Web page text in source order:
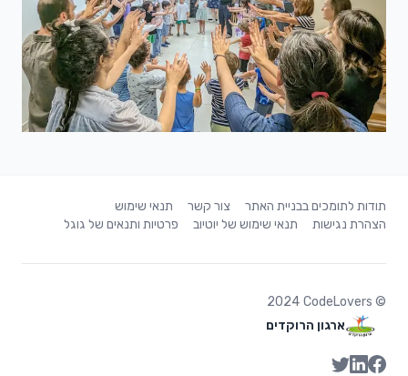
תודות לתומכים בבניית האתר צור קשר
תנאי שימוש
הצהרת נגישות
תנאי שימוש של יוטיוב פרטיות ותנאים של גוגל
©
2024 CodeLovers
ארגון הרוקדים